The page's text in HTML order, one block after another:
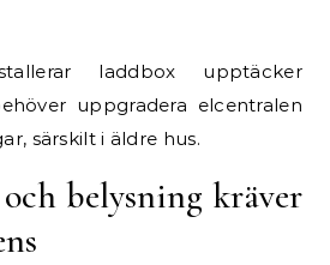
laddbox upptäcker
uppgradera elcentralen
särskilt i äldre hus.
belysning kräver